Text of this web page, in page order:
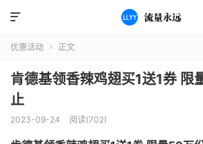

优惠活动  正文
肯德基领香辣鸡翅买1送1券 限
止
2023-09-24 阅读(702)